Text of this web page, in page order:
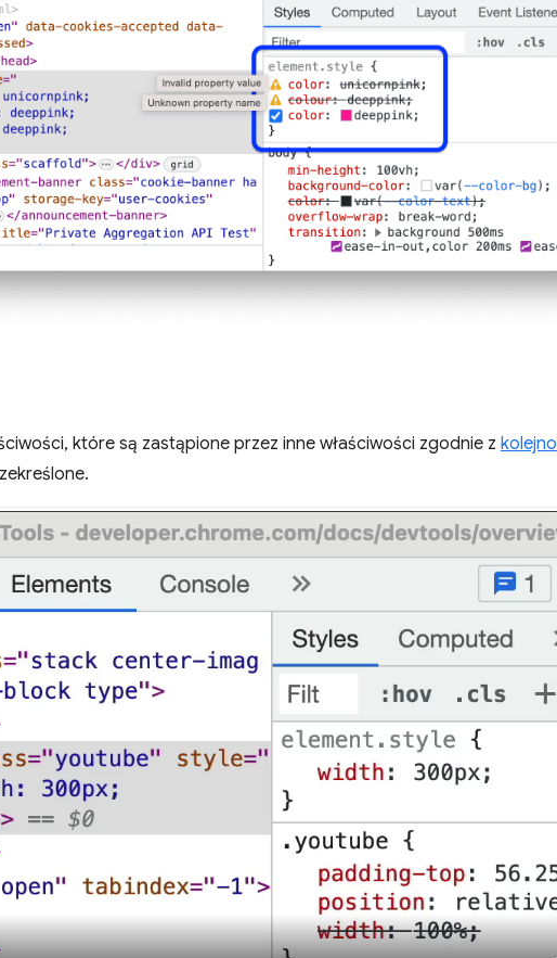
które są zastąpione przez inne właściwości zgodnie z